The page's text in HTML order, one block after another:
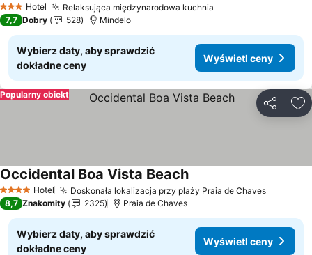
3 Kategoria
Hotel Relaksująca międzynarodowa kuchnia
7,7 Dobry 528 Mindelo
Wybierz daty, aby sprawdzić
dokładne ceny
Wyświetl ceny
Popularny obiekt
4 KategoriaHotel Doskonała lokalizacja przy plaży Praia de Chaves
Occidental Boa Vista BeachWyświetl ceny
8,7 Znakomity 2325 Praia de Chaves
Wybierz daty, aby sprawdzić
dokładne ceny
Wyświetl ceny